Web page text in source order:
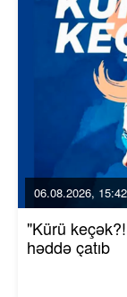
06.08.2026, 15:42
"Kürü keçək?!
həddə çatıb